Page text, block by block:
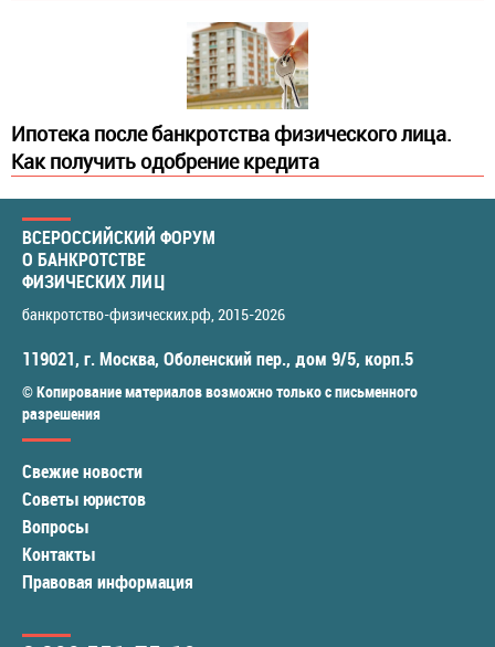
Ипотека после банкротства физического лица.
Как получить одобрение кредита
ВСЕРОССИЙСКИЙ ФОРУМ
О БАНКРОТСТВЕ
ФИЗИЧЕСКИХ ЛИЦ
банкротство-физических.рф, 2015-2026
119021, г. Москва, Оболенский пер., дом 9/5, корп.5
© Копирование материалов возможно только с письменного
разрешения
Свежие новости
Советы юристов
Вопросы
Контакты
Правовая информация